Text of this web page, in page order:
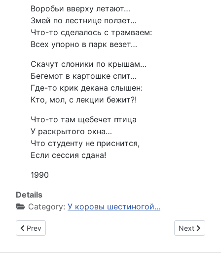
Воробьи вверху летают…
Змей по лестнице ползет…
Что-то сделалось с трамваем:
Всех упорно в парк везет…
Скачут слоники по крышам…
Бегемот в картошке спит…
Где-то крик декана слышен:
Кто, мол, с лекции бежит?!
Что-то там щебечет птица
У раскрытого окна…
Что студенту не приснится,
Если сессия сдана!
1990
Details
Category: У коровы шестиногой...
Previous article: Пегас
Prev Next article:
Next